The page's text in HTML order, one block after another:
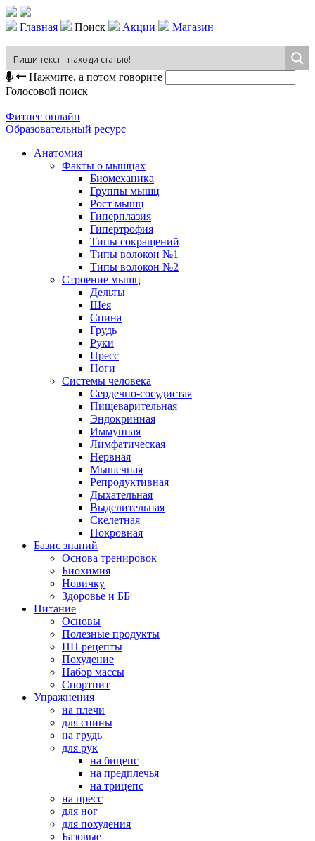
Главная Поиск Акции Магазин
Нажмите, а потом говорите
Голосовой поиск
Фитнес онлайн
Образовательный ресурс
Анатомия
Факты о мышцах
Биомеханика
Группы мышц
Рост мышц
Гиперплазия
Гипертрофия
Типы сокращений
Типы волокон №1
Типы волокон №2
Строение мышц
Дельты
Шея
Спина
Грудь
Руки
Пресс
Ноги
Системы человека
Сердечно-сосудистая
Пищеварительная
Эндокринная
Иммунная
Лимфатическая
Нервная
Мышечная
Репродуктивная
Дыхательная
Выделительная
Скелетная
Покровная
Базис знаний
Основа тренировок
Биохимия
Новичку
Здоровье и ББ
Питание
Основы
Полезные продукты
ПП рецепты
Похудение
Набор массы
Спортпит
Упражнения
на плечи
для спины
на грудь
для рук
на бицепс
на предплечья
на трицепс
на пресс
для ног
для похудения
Базовые